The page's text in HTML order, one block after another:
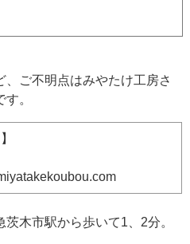
ご不明点はみやたけ工房さ
。
木市駅から歩いて1、2分。